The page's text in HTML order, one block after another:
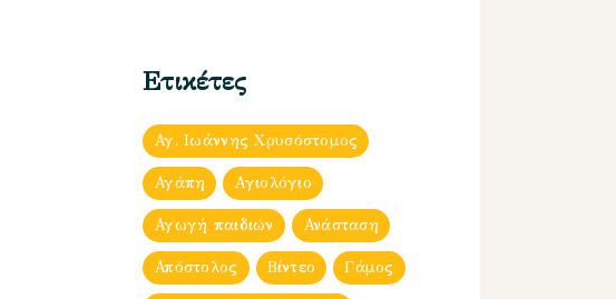
Ετικέτες
Αγ. Ιωάννης Χρυσόστομος
Αγάπη Αγιολόγιο
Αγωγή παιδιών Ανάσταση
Απόστολος Βίντεο Γάμος